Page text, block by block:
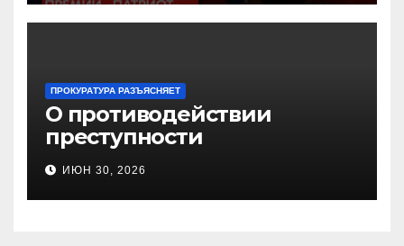
ПРОКУРАТУРА РАЗЪЯСНЯЕТ
О противодействии
преступности
несовершеннолетних и
нарушению их прав
ИЮН 30, 2026